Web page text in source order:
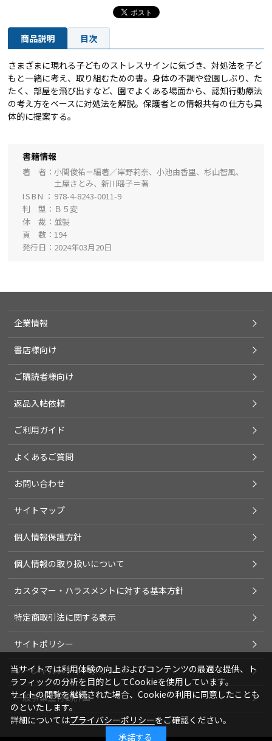
商品説明 目次
さまざまに現れる子どものストレスサインに気づき、対処法を子ど
もと一緒に考え、取り組むための書。身体の不調や登園しぶり、た
たく、部屋を飛び出すなど、園でよくある場面から、認知行動療法
の考え方をベースに対処法を解説。保護者との情報共有の仕方も具
体的に提案する。
書籍情報
著 者
小関俊祐＝編著／岸野莉奈、小池由香里、杉山智風、
土屋さとみ、新川瑶子＝著
ISBN
978-4-8243-0011-9
判 型
Ｂ５変
体 裁
並製
頁 数
194
発行日
2024年03月20日
企業情報
書店様向け
ご購読者様向け
返品入帖依頼
ご利用ガイド
よくあるご質問
お問い合わせ
サイトマップ
個人情報保護方針
個人情報の取り扱いについて
カスタマー・ハラスメントに対する基本方針
特定商取引法に関する表示
サイトポリシー
ソーシャルメディアポリシー
一般事業主行動計画
当サイトでは利用体験の向上およびコンテンツの最適な提供、ト
ラフィックの分析を目的としてCookieを使用しています。
サイトの閲覧を継続された場合、Cookieの利用に同意したことも
のといたします。
詳細についてはプライバシーポリシーをご確認ください。
承諾する